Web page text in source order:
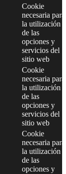
Cookie
necesaria para
la utilización
de las
opciones y
servicios del
sitio web
Cookie
necesaria para
la utilización
de las
opciones y
servicios del
sitio web
Cookie
necesaria para
la utilización
de las
opciones y